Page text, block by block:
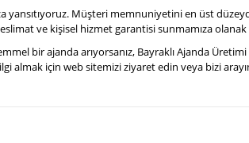
yansıtıyoruz. Müşteri memnuniyetini en üst
ve kişisel hizmet garantisi sunmamıza olanak
bir ajanda arıyorsanız, Bayraklı Ajanda
almak için web sitemizi ziyaret edin veya bizi